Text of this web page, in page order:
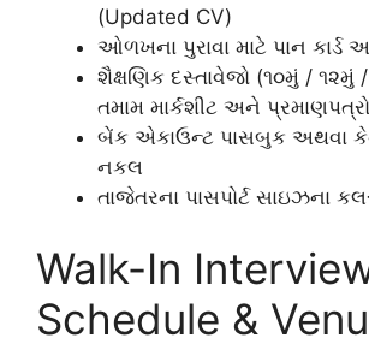
(Updated CV)
ઓળખના પુરાવા માટે પાન કાર્ડ
શૈક્ષણિક દસ્તાવેજો (૧૦મું / ૧૨મું /
તમામ માર્કશીટ અને
બેંક એકાઉન્ટ પાસબુક અથવા
નકલ
તાજેતરના પાસપોર્ટ સાઇઝના
Walk-In
Schedule &